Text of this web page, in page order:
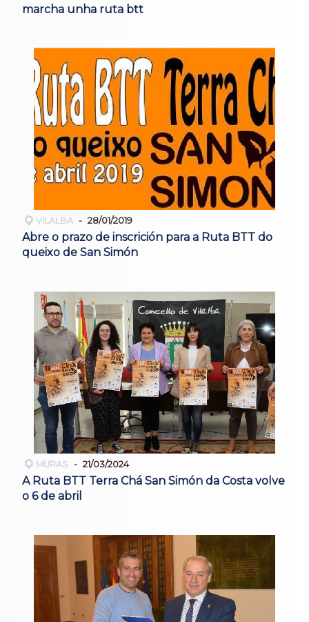
marcha unha ruta btt
VILALBA 28/01/2019
Abre o prazo de inscrición para a Ruta BTT do
queixo de San Simón
MURAS 21/03/2024
A Ruta BTT Terra Chá San Simón da Costa volve
o 6 de abril